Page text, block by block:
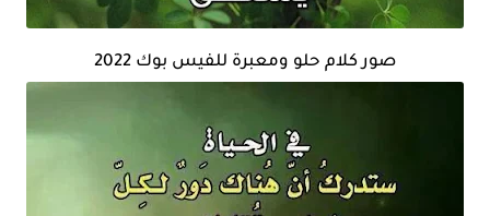
صور كلام حلو ومعبرة للفيس بوك 2022